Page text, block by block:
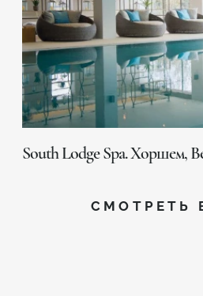
South Lodge Spa. Хоршем,
СМОТРЕТЬ